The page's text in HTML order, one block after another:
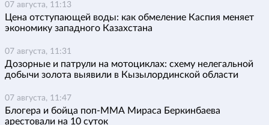
07 августа, 11:13
Цена отступающей воды: как обмеление Каспия меняет
экономику западного Казахстана
07 августа, 11:31
Дозорные и патрули на мотоциклах: схему нелегальной
добычи золота выявили в Кызылординской области
07 августа, 11:47
Блогера и бойца поп-ММА Мираса Беркинбаева
арестовали на 10 суток